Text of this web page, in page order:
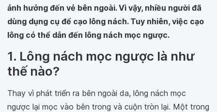
ảnh hưởng đến vẻ bên ngoài. Vì vậy, nhiều người đã
dùng dụng cụ để cạo lông nách. Tuy nhiên, việc cạo
lông có thể dẫn đến lông nách mọc ngược.
1. Lông nách mọc ngược là như
thế nào?
Thay vì phát triển ra bên ngoài da, lông nách mọc
ngược lại mọc vào bên trong và cuộn tròn lại. Một trong